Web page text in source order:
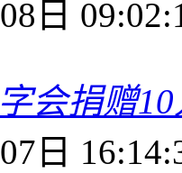
日
会捐赠
日